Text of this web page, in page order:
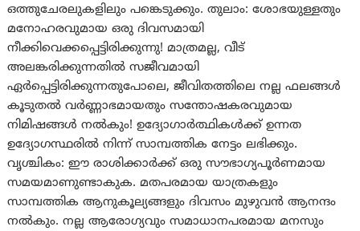
ഒത്തുചേരലുകളിലും പങ്കെടുക്കും. തുലാം: ശോഭയുള്ളതും
മനോഹരവുമായ ഒരു ദിവസമായി
നീക്കിവെക്കപ്പെട്ടിരിക്കുന്നു! മാത്രമല്ല, വീട്
അലങ്കരിക്കുന്നതിൽ സജീവമായി
ഏർപ്പെട്ടിരിക്കുന്നതുപോലെ, ജീവിതത്തിലെ നല്ല ഫലങ്ങൾ
കൂടുതൽ വർണ്ണാഭമായതും സന്തോഷകരവുമായ
നിമിഷങ്ങൾ നൽകും! ഉദ്യോഗാർത്ഥികൾക്ക് ഉന്നത
ഉദ്യോഗസ്ഥരിൽ നിന്ന് സാമ്പത്തിക നേട്ടം ലഭിക്കും.
വൃശ്ചികം: ഈ രാശിക്കാര്‍ക്ക് ഒരു സൗഭാഗ്യപൂര്‍ണമായ
സമയമാണുണ്ടാകുക. മതപരമായ യാത്രകളും
സാമ്പത്തിക ആനുകൂല്യങ്ങളും ദിവസം മുഴുവൻ ആനന്ദം
നൽകും. നല്ല ആരോഗ്യവും സമാധാനപരമായ മനസും